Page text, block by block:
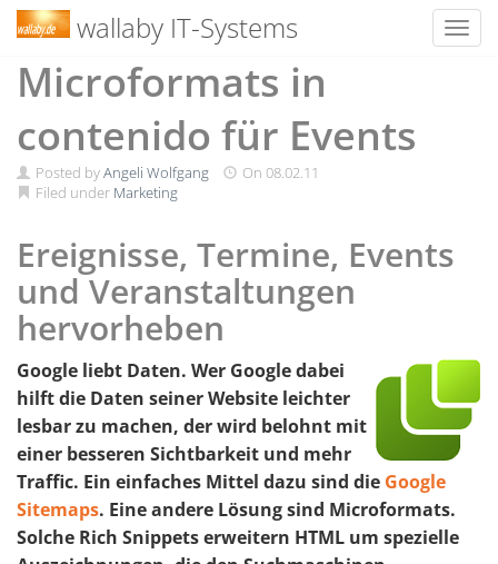
Skip
wallaby IT-Systems
Microformats in
contenido für Events
Posted byAngeli Wolfgang On 08.02.11
Filed under Marketing
Ereignisse, Termine, Events
und Veranstaltungen
hervorheben
Google liebt Daten. Wer Google dabei
hilft die Daten seiner Website leichter
lesbar zu machen, der wird belohnt mit
einer besseren Sichtbarkeit und mehr
Traffic. Ein einfaches Mittel dazu sind die Google
Sitemaps. Eine andere Lösung sind Microformats.
Solche Rich Snippets erweitern HTML um spezielle